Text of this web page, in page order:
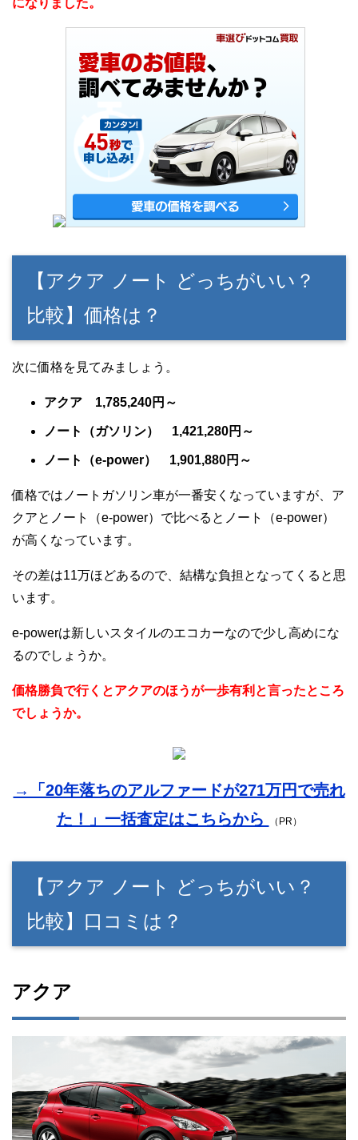
になりました。
【アクア ノート どっちがいい？
比較】価格は？
次に価格を見てみましょう。
アクア 1,785,240円～
ノート（ガソリン） 1,421,280円～
ノート（e-power） 1,901,880円～
価格ではノートガソリン車が一番安くなっていますが、ア
クアとノート（e-power）で比べるとノート（e-power）
が高くなっています。
その差は11万ほどあるので、結構な負担となってくると思
います。
e-powerは新しいスタイルのエコカーなので少し高めにな
るのでしょうか。
価格勝負で行くとアクアのほうが一歩有利と言ったところ
でしょうか。
→「20年落ちのアルファードが271万円で売れ
た！」一括査定はこちらから
（PR）
【アクア ノート どっちがいい？
比較】口コミは？
アクア